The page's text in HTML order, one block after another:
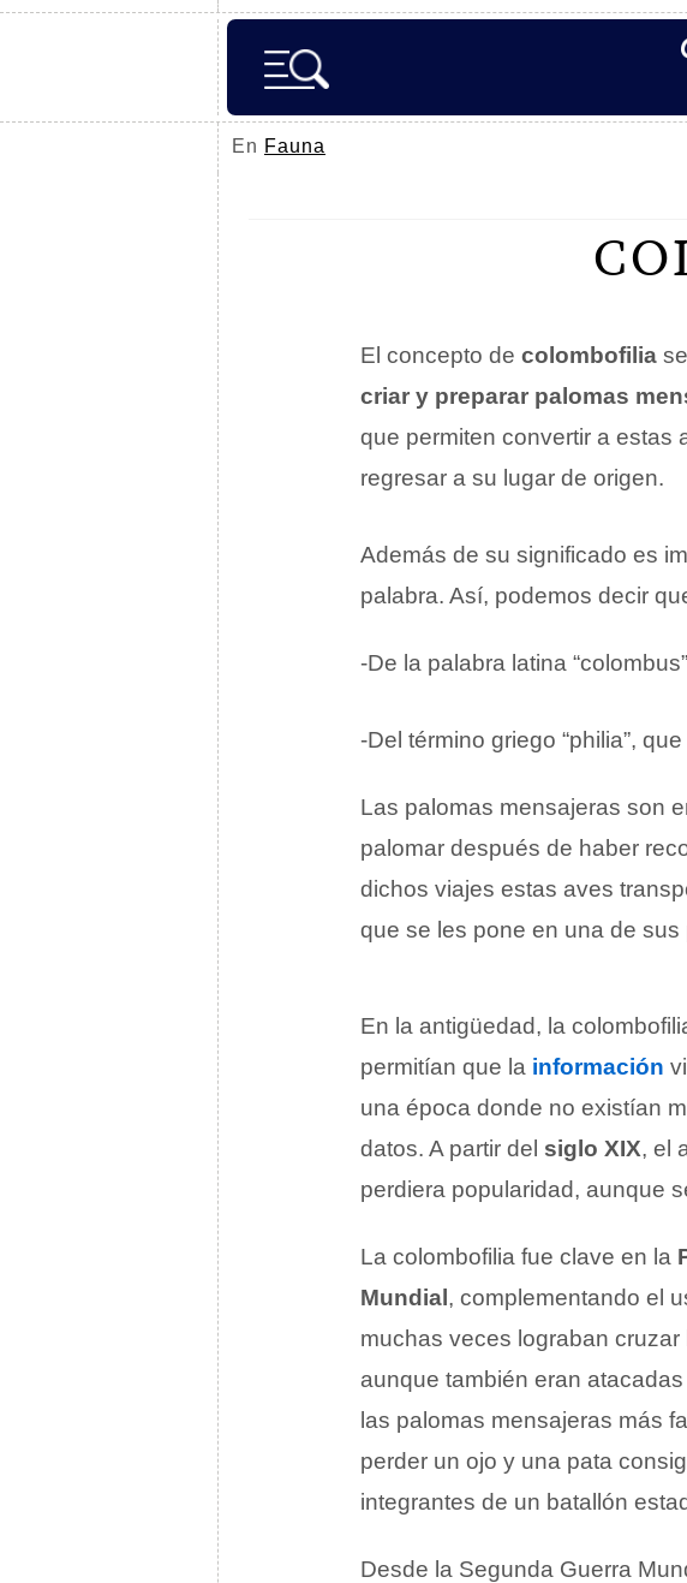
En Fauna
El concepto de colombofilia
criar y preparar palomas
que permiten convertir a estas
regresar a su lugar de origen.
Además de su significado es
palabra. Así, podemos decir
-De la palabra latina
-Del término griego “philia”,
Las palomas mensajeras son
palomar después de haber
dichos viajes estas aves
que se les pone en una de sus
En la antigüedad, la
permitían que la información
una época donde no existían
datos. A partir del siglo XIX, el
perdiera popularidad, aunque
La colombofilia fue clave en la
Mundial , complementando el
muchas veces lograban
aunque también eran
las palomas mensajeras más
perder un ojo y una pata
integrantes de un batallón
Desde la Segunda Guerra